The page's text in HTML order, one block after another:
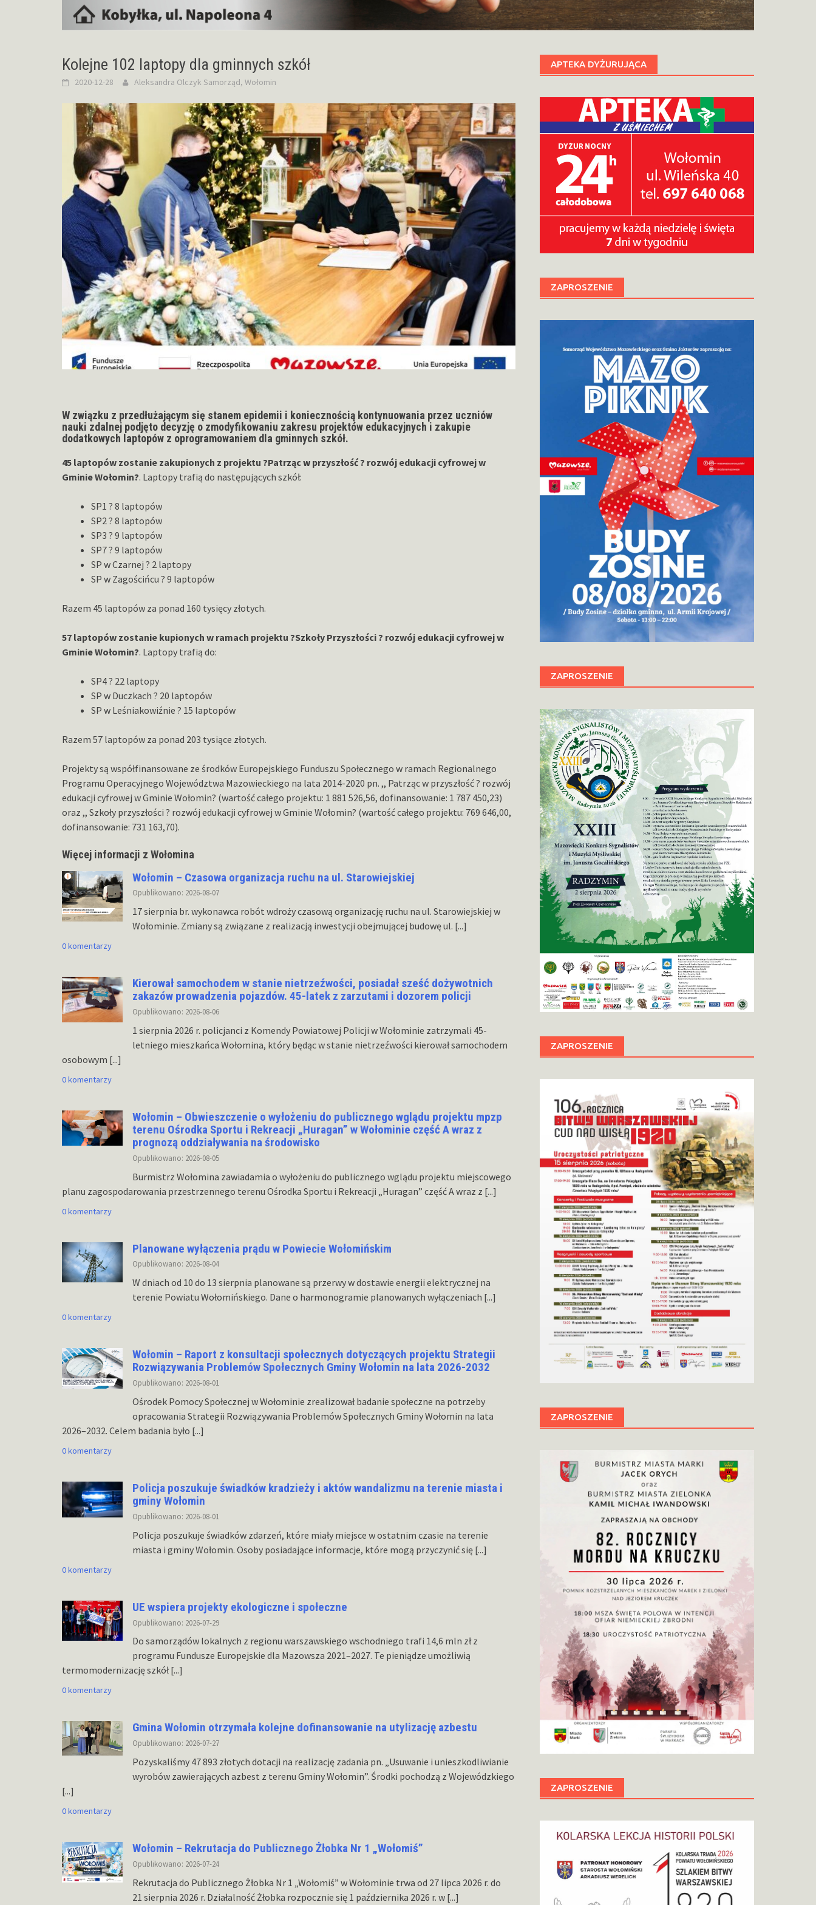
Kolejne 102 laptopy dla gminnych szkół
2020-12-28 Aleksandra Olczyk Samorząd, Wołomin
W związku z przedłużającym się stanem epidemii i koniecznością kontynuowania przez uczniów
nauki zdalnej podjęto decyzję o zmodyfikowaniu zakresu projektów edukacyjnych i zakupie
dodatkowych laptopów z oprogramowaniem dla gminnych szkół.
45 laptopów zostanie zakupionych z projektu ?Patrząc w przyszłość ? rozwój edukacji cyfrowej w
Gminie Wołomin?. Laptopy trafią do następujących szkół:
SP1 ? 8 laptopów
SP2 ? 8 laptopów
SP3 ? 9 laptopów
SP7 ? 9 laptopów
SP w Czarnej ? 2 laptopy
SP w Zagościńcu ? 9 laptopów
Razem 45 laptopów za ponad 160 tysięcy złotych.
57 laptopów zostanie kupionych w ramach projektu ?Szkoły Przyszłości ? rozwój edukacji cyfrowej w
Gminie Wołomin?. Laptopy trafią do:
SP4 ? 22 laptopy
SP w Duczkach ? 20 laptopów
SP w Leśniakowiźnie ? 15 laptopów
Razem 57 laptopów za ponad 203 tysiące złotych.
Projekty są współfinansowane ze środków Europejskiego Funduszu Społecznego w ramach Regionalnego
Programu Operacyjnego Województwa Mazowieckiego na lata 2014-2020 pn. ,, Patrząc w przyszłość ? rozwój
edukacji cyfrowej w Gminie Wołomin? (wartość całego projektu: 1 881 526,56, dofinansowanie: 1 787 450,23)
oraz ,, Szkoły przyszłości ? rozwój edukacji cyfrowej w Gminie Wołomin? (wartość całego projektu: 769 646,00,
dofinansowanie: 731 163,70).
Więcej informacji z Wołomina
Wołomin – Czasowa organizacja ruchu na ul. Starowiejskiej
Opublikowano: 2026-08-07
17 sierpnia br. wykonawca robót wdroży czasową organizację ruchu na ul. Starowiejskiej w
Wołominie. Zmiany są związane z realizacją inwestycji obejmującej budowę ul. [...]
0 komentarzy
Kierował samochodem w stanie nietrzeźwości, posiadał sześć dożywotnich
zakazów prowadzenia pojazdów. 45-latek z zarzutami i dozorem policji
Opublikowano: 2026-08-06
1 sierpnia 2026 r. policjanci z Komendy Powiatowej Policji w Wołominie zatrzymali 45-
letniego mieszkańca Wołomina, który będąc w stanie nietrzeźwości kierował samochodem
osobowym [...]
0 komentarzy
Wołomin – Obwieszczenie o wyłożeniu do publicznego wglądu projektu mpzp
terenu Ośrodka Sportu i Rekreacji „Huragan” w Wołominie część A wraz z
prognozą oddziaływania na środowisko
Opublikowano: 2026-08-05
Burmistrz Wołomina zawiadamia o wyłożeniu do publicznego wglądu projektu miejscowego
planu zagospodarowania przestrzennego terenu Ośrodka Sportu i Rekreacji „Huragan” część A wraz z [...]
0 komentarzy
Planowane wyłączenia prądu w Powiecie Wołomińskim
Opublikowano: 2026-08-04
W dniach od 10 do 13 sierpnia planowane są przerwy w dostawie energii elektrycznej na
terenie Powiatu Wołomińskiego. Dane o harmonogramie planowanych wyłączeniach [...]
0 komentarzy
Wołomin – Raport z konsultacji społecznych dotyczących projektu Strategii
Rozwiązywania Problemów Społecznych Gminy Wołomin na lata 2026-2032
Opublikowano: 2026-08-01
Ośrodek Pomocy Społecznej w Wołominie zrealizował badanie społeczne na potrzeby
opracowania Strategii Rozwiązywania Problemów Społecznych Gminy Wołomin na lata
2026–2032. Celem badania było [...]
0 komentarzy
Policja poszukuje świadków kradzieży i aktów wandalizmu na terenie miasta i
gminy Wołomin
Opublikowano: 2026-08-01
Policja poszukuje świadków zdarzeń, które miały miejsce w ostatnim czasie na terenie
miasta i gminy Wołomin. Osoby posiadające informacje, które mogą przyczynić się [...]
0 komentarzy
UE wspiera projekty ekologiczne i społeczne
Opublikowano: 2026-07-29
Do samorządów lokalnych z regionu warszawskiego wschodniego trafi 14,6 mln zł z
programu Fundusze Europejskie dla Mazowsza 2021–2027. Te pieniądze umożliwią
termomodernizację szkół[...]
0 komentarzy
Gmina Wołomin otrzymała kolejne dofinansowanie na utylizację azbestu
Opublikowano: 2026-07-27
Pozyskaliśmy 47 893 złotych dotacji na realizację zadania pn. „Usuwanie i unieszkodliwianie
wyrobów zawierających azbest z terenu Gminy Wołomin”. Środki pochodzą z Wojewódzkiego
[...]
0 komentarzy
Wołomin – Rekrutacja do Publicznego Żłobka Nr 1 „Wołomiś”
Opublikowano: 2026-07-24
Rekrutacja do Publicznego Żłobka Nr 1 „Wołomiś” w Wołominie trwa od 27 lipca 2026 r. do
21 sierpnia 2026 r. Działalność Żłobka rozpocznie się 1 października 2026 r. w [...]
APTEKA DYŻURUJĄCA
ZAPROSZENIE
ZAPROSZENIE
ZAPROSZENIE
ZAPROSZENIE
ZAPROSZENIE